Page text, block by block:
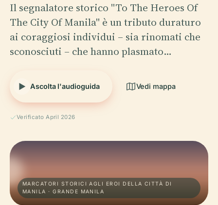
Il segnalatore storico "To The Heroes Of
The City Of Manila" è un tributo duraturo
ai coraggiosi individui – sia rinomati che
sconosciuti – che hanno plasmato…
Ascolta l'audioguida Vedi mappa
Verificato April 2026
MARCATORI STORICI AGLI EROI DELLA CITTÀ DI
MANILA · GRANDE MANILA